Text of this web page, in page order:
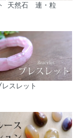
天然石 連・粒
スレット